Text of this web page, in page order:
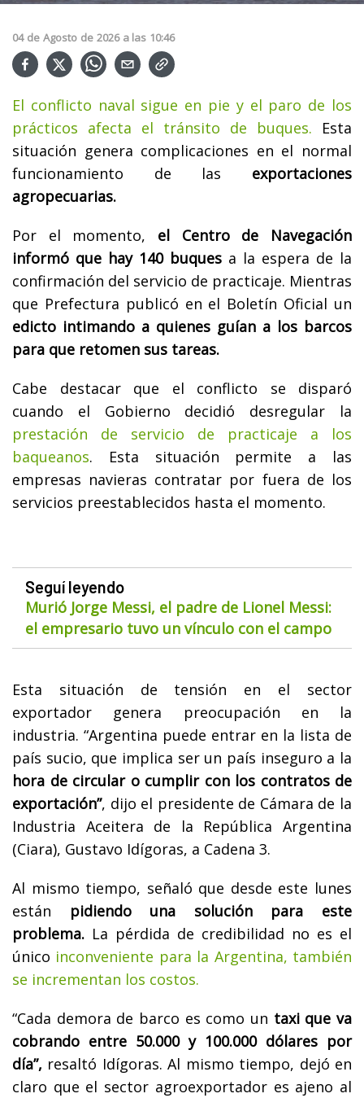
04 de Agosto de 2026 a las 10:46
El conflicto naval sigue en pie y el paro de los
prácticos afecta el tránsito de buques. Esta
situación genera complicaciones en el normal
funcionamiento de las exportaciones
agropecuarias.
Por el momento, el Centro de Navegación
informó que hay 140 buques a la espera de la
confirmación del servicio de practicaje. Mientras
que Prefectura publicó en el Boletín Oficial un
edicto intimando a quienes guían a los barcos
para que retomen sus tareas.
Cabe destacar que el conflicto se disparó
cuando el Gobierno decidió desregular la
prestación de servicio de practicaje a los
baqueanos. Esta situación permite a las
empresas navieras contratar por fuera de los
servicios preestablecidos hasta el momento.
Seguí leyendo
Murió Jorge Messi, el padre de Lionel Messi:
el empresario tuvo un vínculo con el campo
Esta situación de tensión en el sector
exportador genera preocupación en la
industria. “Argentina puede entrar en la lista de
país sucio, que implica ser un país inseguro a la
hora de circular o cumplir con los contratos de
exportación”, dijo el presidente de Cámara de la
Industria Aceitera de la República Argentina
(Ciara), Gustavo Idígoras, a Cadena 3.
Al mismo tiempo, señaló que desde este lunes
están pidiendo una solución para este
problema. La pérdida de credibilidad no es el
único inconveniente para la Argentina, también
se incrementan los costos.
“Cada demora de barco es como un taxi que va
cobrando entre 50.000 y 100.000 dólares por
día”, resaltó Idígoras. Al mismo tiempo, dejó en
claro que el sector agroexportador es ajeno al